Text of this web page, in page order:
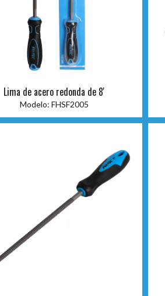
Lima de acero redonda de 8'
Modelo: FHSF2005